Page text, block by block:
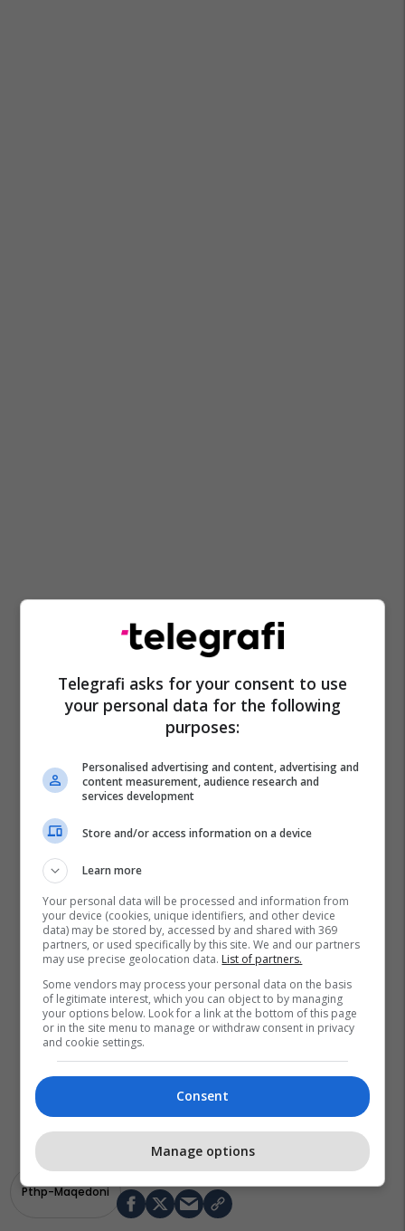
Pthp-Maqedoni
Telegrafi asks for your consent to use
your personal data for the following
purposes:
Personalised advertising and content, advertising and
content measurement, audience research and
services development
Store and/or access information on a device
Learn more
Your personal data will be processed and information from
your device (cookies, unique identifiers, and other device
data) may be stored by, accessed by and shared with 369
partners, or used specifically by this site. We and our partners
may use precise geolocation data. List of partners.
Some vendors may process your personal data on the basis
of legitimate interest, which you can object to by managing
your options below. Look for a link at the bottom of this page
or in the site menu to manage or withdraw consent in privacy
and cookie settings.
Consent
Manage options